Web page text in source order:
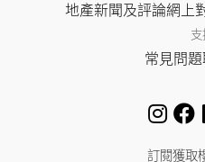
地產新聞及評論網上
常見問題
訂閱獲取